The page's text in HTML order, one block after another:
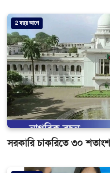
2 বছর আগে
সরকারি চাকরিতে ৩০